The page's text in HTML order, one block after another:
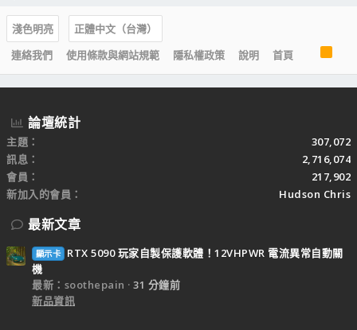
淺色明亮
正體中文（台灣）
連絡我們
使用條款與網站規範 隱私權政策 說明 首頁
S
論壇統計
主題
307,072
訊息
2,716,074
會員
217,902
新加入的會員
Hudson Chris
最新文章
顯示卡
RTX 5090 玩家自製保護軟體！12VHPWR 電流異常自動關
機
最新：soothepain
31 分鐘前
新品資訊